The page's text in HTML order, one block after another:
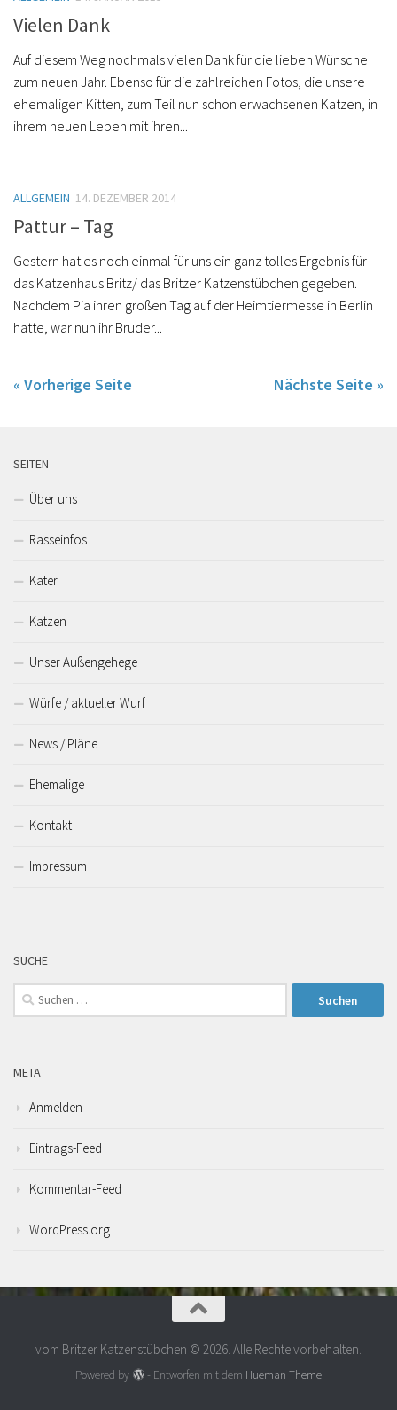
Vielen Dank
Auf diesem Weg nochmals vielen Dank für die lieben Wünsche
zum neuen Jahr. Ebenso für die zahlreichen Fotos, die unsere
ehemaligen Kitten, zum Teil nun schon erwachsenen Katzen, in
ihrem neuen Leben mit ihren...
ALLGEMEIN 14. DEZEMBER 2014
Pattur – Tag
Gestern hat es noch einmal für uns ein ganz tolles Ergebnis für
das Katzenhaus Britz/ das Britzer Katzenstübchen gegeben.
Nachdem Pia ihren großen Tag auf der Heimtiermesse in Berlin
hatte, war nun ihr Bruder...
« Vorherige Seite Nächste Seite »
SEITEN
Über uns
Rasseinfos
Kater
Katzen
Unser Außengehege
Würfe / aktueller Wurf
News / Pläne
Ehemalige
Kontakt
Impressum
SUCHE
Suchen
nach:
META
Anmelden
Eintrags-Feed
Kommentar-Feed
WordPress.org
vom Britzer Katzenstübchen © 2026. Alle Rechte vorbehalten.
Powered by - Entworfen mit dem Hueman Theme